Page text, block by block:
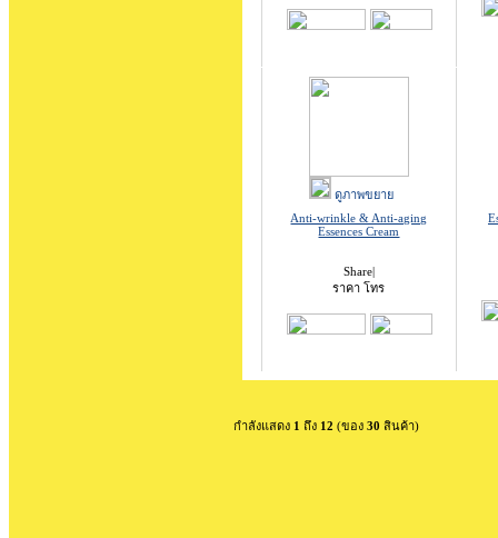
ดูภาพขยาย
Anti-wrinkle & Anti-aging
Essences Cream
Share|
ราคา โทร
กำลังแสดง 1 ถึง 12 (ของ 30 สินค้า)